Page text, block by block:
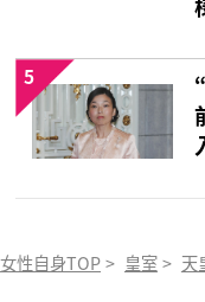
5
女性自身TOP > 皇室 > 天